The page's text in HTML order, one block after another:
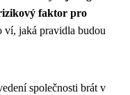
faktor pro
ví, jaká pravidla budou
společnosti brát v